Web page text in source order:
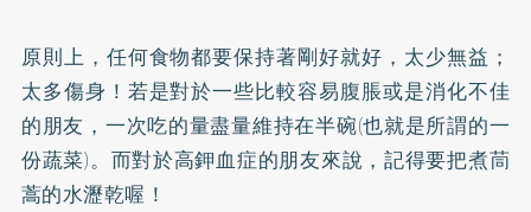
原則上，任何食物都要保持著剛好就好，太少無益；
太多傷身！若是對於一些比較容易腹脹或是消化不佳
的朋友，一次吃的量盡量維持在半碗(也就是所謂的一
份蔬菜)。而對於高鉀血症的朋友來說，記得要把煮茼
蒿的水瀝乾喔！